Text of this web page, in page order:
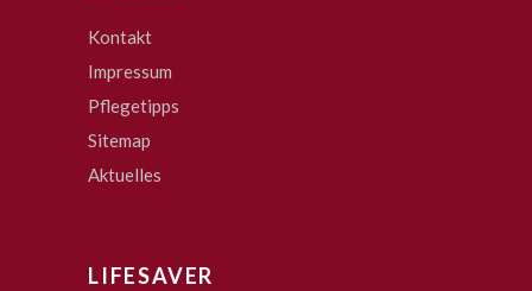
Kontakt
Impressum
Pflegetipps
Sitemap
Aktuelles
LIFESAVER